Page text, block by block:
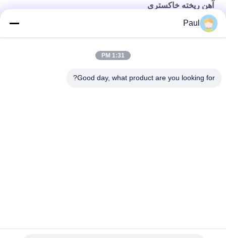
آهن ریخته خاکستری
EN-GJL-300 پوشش پایین موتور سنگ آهن خاکستری
Paul
1:31 PM
Good day, what product are you looking for?